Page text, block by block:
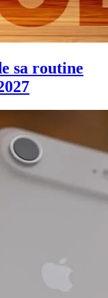
sa routine